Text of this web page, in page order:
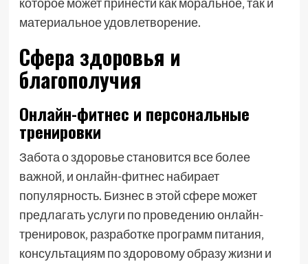
материальное удовлетворение.
Сфера здоровья и
благополучия
Онлайн-фитнес и персональные
тренировки
Забота о здоровье становится все более
важной‚ и онлайн-фитнес набирает
популярность. Бизнес в этой сфере может
предлагать услуги по проведению онлайн-
тренировок‚ разработке программ питания‚
консультациям по здоровому образу жизни и